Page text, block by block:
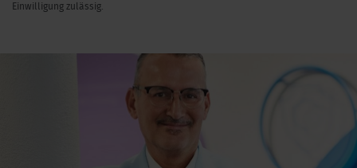
Einwilligung zulässig.